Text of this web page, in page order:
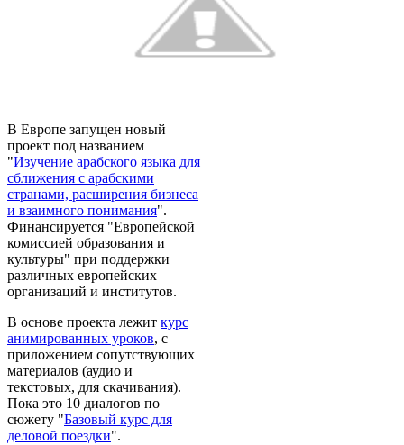
В Европе запущен новый
проект под названием
"Изучение арабского языка для
сближения с арабскими
странами, расширения бизнеса
и взаимного понимания".
Финансируется "Европейской
комиссией образования и
культуры" при поддержки
различных европейских
организаций и институтов.
В основе проекта лежит курс
анимированных уроков, с
приложением сопутствующих
материалов (аудио и
текстовых, для скачивания).
Пока это 10 диалогов по
сюжету "Базовый курс для
деловой поездки".